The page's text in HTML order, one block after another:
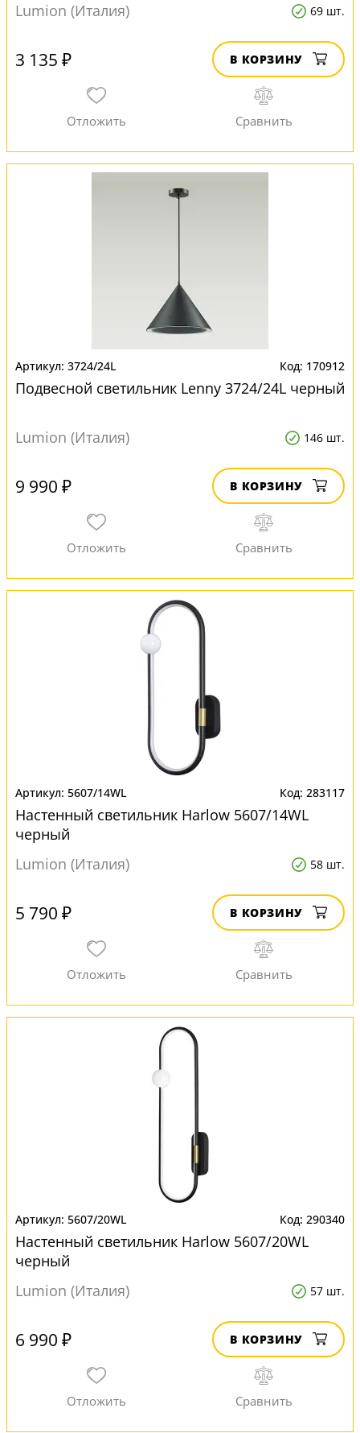
Lumion (Италия) 69 шт.
3 135 ₽ В КОРЗИНУ
3724/24L 170912
Подвесной светильник Lenny 3724/24L черный
Lumion (Италия) 146 шт.
9 990 ₽ В КОРЗИНУ
5607/14WL 283117
Настенный светильник Harlow 5607/14WL
черный
Lumion (Италия)
58 шт.
5 790 ₽ В КОРЗИНУ
5607/20WL 290340
Настенный светильник Harlow 5607/20WL
черный
Lumion (Италия)
57 шт.
6 990 ₽ В КОРЗИНУ